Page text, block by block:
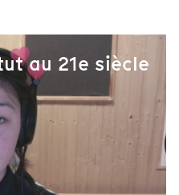
au 21e siècle